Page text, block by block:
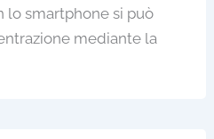
lo smartphone si può
mediante la